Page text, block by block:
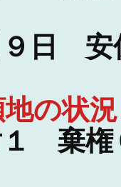
９日
の状況
棄権